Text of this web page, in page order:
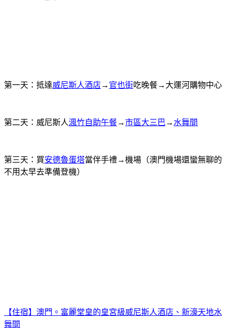
第一天：抵達威尼斯人酒店→ 官也街吃晚餐→大運河購物中心
第二天：威尼斯人渢竹自助午餐→市區大三巴 → 水舞間
第三天：買安德魯蛋塔當伴手禮→機場（澳門機場還蠻無聊的
不用太早去準備登機）
【住宿】澳門。富麗堂皇的皇宮級威尼斯人酒店、新濠天地水
舞間